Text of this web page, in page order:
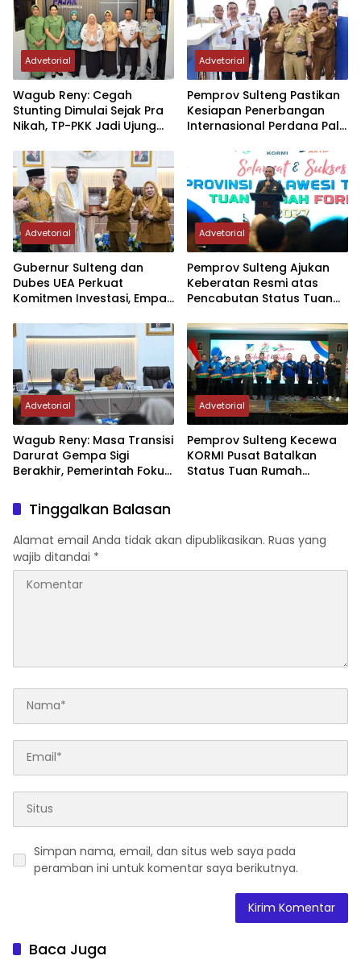
Advetorial
Wagub Reny: Cegah
Stunting Dimulai Sejak Pra
Nikah, TP-PKK Jadi Ujung
Advetorial
Pemprov Sulteng Pastikan
Kesiapan Penerbangan
Internasional Perdana Palu
Advetorial
Gubernur Sulteng dan
Dubes UEA Perkuat
Komitmen Investasi, Empat
Advetorial
Pemprov Sulteng Ajukan
Keberatan Resmi atas
Pencabutan Status Tuan
2027
Advetorial
Wagub Reny: Masa Transisi
Darurat Gempa Sigi
Berakhir, Pemerintah Fokus
Advetorial
Pemprov Sulteng Kecewa
KORMI Pusat Batalkan
Status Tuan Rumah
Tinggalkan Balasan
Alamat email Anda tidak akan dipublikasikan. Ruas yang
wajib ditandai *
Simpan nama, email, dan situs web saya pada
peramban ini untuk komentar saya berikutnya.
Baca Juga